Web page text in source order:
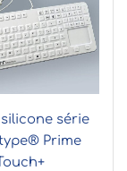
série
Prime